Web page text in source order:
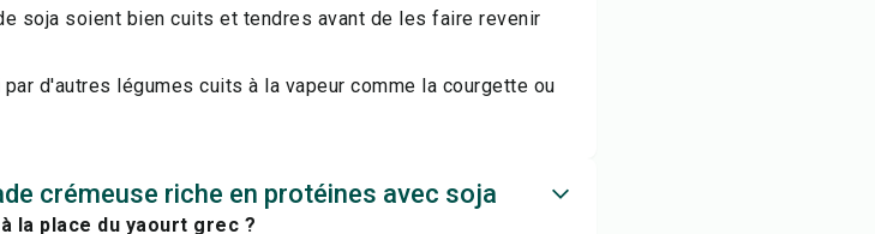
soja soient bien cuits et tendres avant de les faire revenir
d'autres légumes cuits à la vapeur comme la courgette ou
crémeuse riche en protéines avec soja
la place du yaourt grec ?